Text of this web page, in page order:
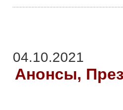
04.10.2021
Анонсы,